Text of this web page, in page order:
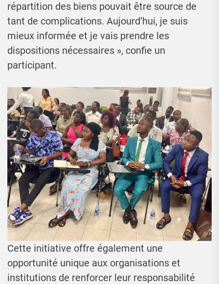
répartition des biens pouvait être source de
tant de complications. Aujourd’hui, je suis
mieux informée et je vais prendre les
dispositions nécessaires », confie un
participant.
Cette initiative offre également une
opportunité unique aux organisations et
institutions de renforcer leur responsabilité